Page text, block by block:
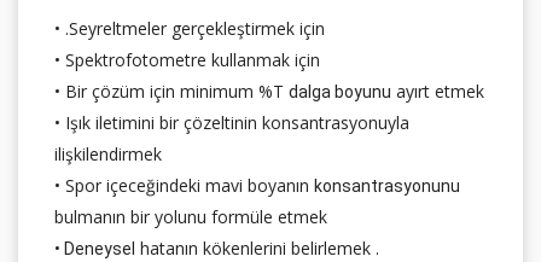
• .Seyreltmeler gerçekleştirmek için
• Spektrofotometre kullanmak için
• Bir çözüm için minimum %T dalga boyunu ayırt etmek
• Işık iletimini bir çözeltinin konsantrasyonuyla
ilişkilendirmek
• Spor içeceğindeki mavi boyanın konsantrasyonunu
bulmanın bir yolunu formüle etmek
• Deneysel hatanın kökenlerini belirlemek .